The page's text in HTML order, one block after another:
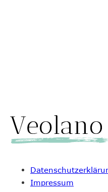
Impressum